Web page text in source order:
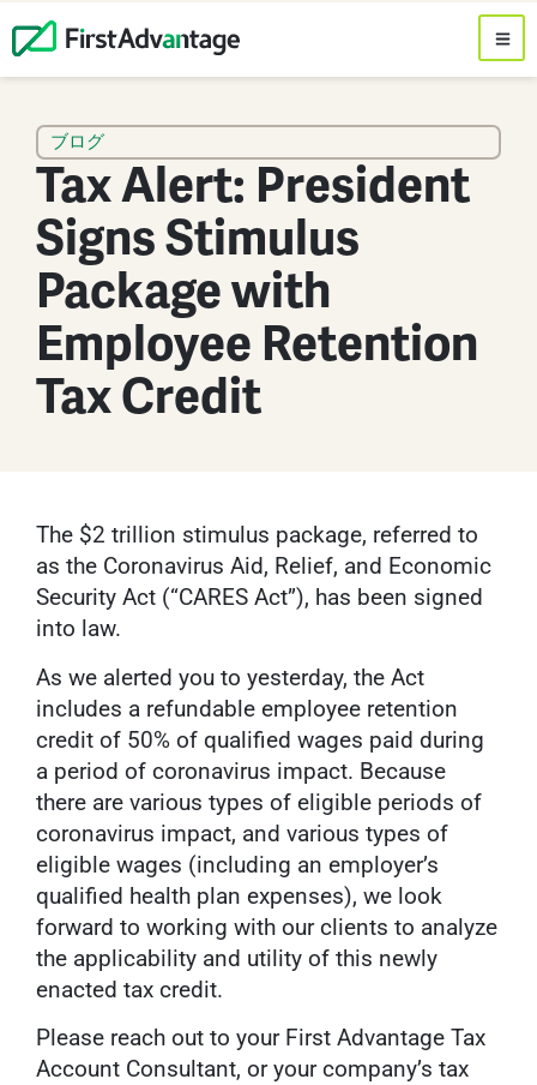
ブログ
Tax Alert: President
Signs Stimulus
Package with
Employee Retention
Tax Credit
The $2 trillion stimulus package, referred to
as the Coronavirus Aid, Relief, and Economic
Security Act (“CARES Act”), has been signed
into law.
As we alerted you to yesterday, the Act
includes a refundable employee retention
credit of 50% of qualified wages paid during
a period of coronavirus impact. Because
there are various types of eligible periods of
coronavirus impact, and various types of
eligible wages (including an employer’s
qualified health plan expenses), we look
forward to working with our clients to analyze
the applicability and utility of this newly
enacted tax credit.
Please reach out to your First Advantage Tax
Account Consultant, or your company’s tax